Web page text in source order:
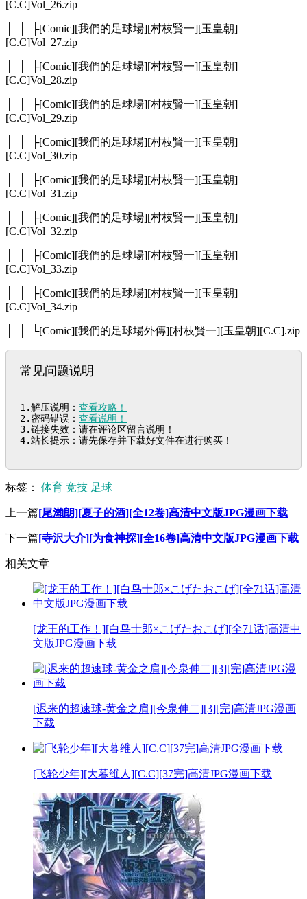
[C.C]Vol_26.zip
│ │ ├[Comic][我們的足球場][村枝賢一][玉皇朝]
[C.C]Vol_27.zip
│ │ ├[Comic][我們的足球場][村枝賢一][玉皇朝]
[C.C]Vol_28.zip
│ │ ├[Comic][我們的足球場][村枝賢一][玉皇朝]
[C.C]Vol_29.zip
│ │ ├[Comic][我們的足球場][村枝賢一][玉皇朝]
[C.C]Vol_30.zip
│ │ ├[Comic][我們的足球場][村枝賢一][玉皇朝]
[C.C]Vol_31.zip
│ │ ├[Comic][我們的足球場][村枝賢一][玉皇朝]
[C.C]Vol_32.zip
│ │ ├[Comic][我們的足球場][村枝賢一][玉皇朝]
[C.C]Vol_33.zip
│ │ ├[Comic][我們的足球場][村枝賢一][玉皇朝]
[C.C]Vol_34.zip
│ │ └[Comic][我們的足球場外傳][村枝賢一][玉皇朝][C.C].zip
常见问题说明
1.解压说明： 查看攻略！
2.密码错误： 查看说明！
3.链接失效：请在评论区留言说明！
4.站长提示：请先保存并下载好文件在进行购买！
标签： 体育 竞技 足球
上一篇[尾瀨朗][夏子的酒][全12卷]高清中文版JPG漫画下载
下一篇[寺沢大介][为食神探][全16卷]高清中文版JPG漫画下载
相关文章
[龙王的工作！][白鸟士郎×こげたおこげ][全71话]高清中
文版JPG漫画下载
[迟来的超速球-黄金之肩][今泉伸二][3][完]高清JPG漫画
下载
[飞轮少年][大暮维人][C.C][37完]高清JPG漫画下载